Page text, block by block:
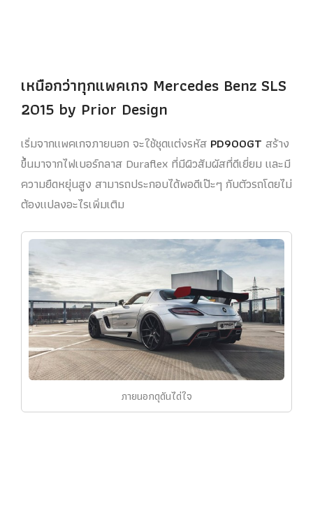
เหนือกว่าทุกแพคเกจ Mercedes Benz SLS
2015 by Prior Design
เริ่มจากแพคเกจภายนอก จะใช้ชุดแต่งรหัส PD900GT สร้าง
ขึ้นมาจากไฟเบอร์กลาส Duraflex ที่มีผิวสัมผัสที่ดีเยี่ยม และมี
ความยืดหยุ่นสูง สามารถประกอบได้พอดีเป๊ะๆ กับตัวรถโดยไม่
ต้องแปลงอะไรเพิ่มเติม
ภายนอกดุดันได่ใจ